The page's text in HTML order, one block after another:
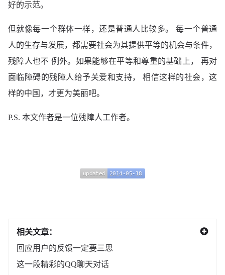
好的示范。
但就像每一个群体一样，还是普通人比较多。 每一个普通
人的生存与发展，都需要社会为其提供平等的机会与条件，
残障人也不 例外。如果能够在平等和尊重的基础上， 再对
面临障碍的残障人给予关爱和支持， 相信这样的社会，这
样的中国，才更为美丽吧。
P.S. 本文作者是一位残障人工作者。
updated
updated 2014-05-18
2014-05-18
相关文章：
回应用户的反馈一定要三思
这一段精彩的QQ聊天对话